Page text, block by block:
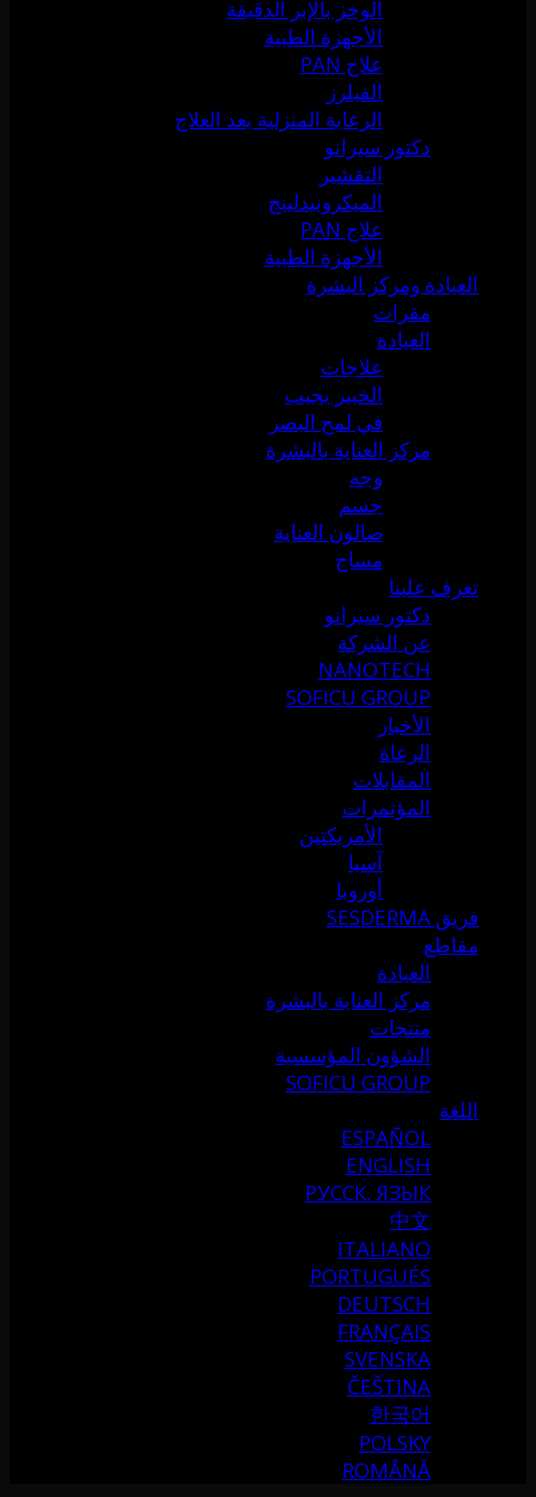
الوخز بالإبر الدقيقة
الأجهزة الطبية
علاج PAN
الفيلرز
الرعاية المنزلية بعد العلاج
دكتور سيرانو
التقشير
الميكرونيدلينج
علاج PAN
الأجهزة الطبية
العيادة ومركز البشرة
مقرات
العيادة
علاجات
الخبير يجيب
في لمح البصر
مركز العناية بالبشرة
وجه
جسم
صالون العناية
مساج
تعرف علينا
دكتور سيرانو
عن الشركة
NANOTECH
SOFICU GROUP
الأخبار
الرعاة
المقابلات
المؤتمرات
الأمريكتين
آسيا
أوروبا
فريق SESDERMA
مقاطع
العيادة
مركز العناية بالبشرة
منتجات
الشؤون المؤسسية
SOFICU GROUP
اللغة
ESPAÑOL
ENGLISH
РУССК. ЯЗЫК
中文
ITALIANO
PORTUGUÉS
DEUTSCH
FRANÇAIS
SVENSKA
ČEŠTINA
한국어
POLSKY
ROMÂNĂ